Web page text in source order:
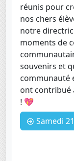
réunis pour
nos chers
notre
moments de
souvenirs et
communauté
ont contribué
! 💖
Samedi 21